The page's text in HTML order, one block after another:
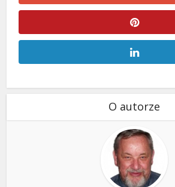
O autorze